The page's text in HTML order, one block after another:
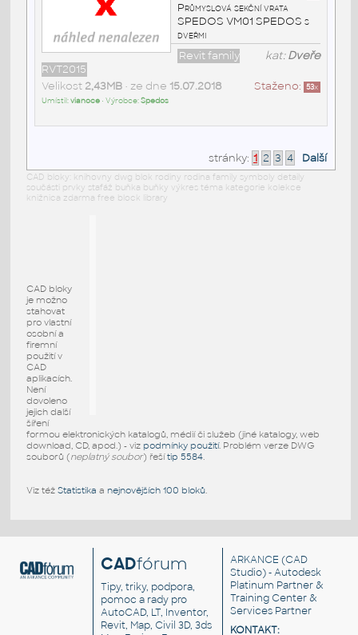
Průmyslová sekční vrata
SPEDOS VM01 SPEDOS s
dveřmi
kat:Dveře
Revit family
RVT2015
Staženo: 53x
Velikost 2,43MB• ze dne 15.07.2018
Umístil:vianoce• Výrobce:Spedos
stránky: 1 2 3 4 Další
CAD bloky: knihovny dwg blok rodiny rodina family symboly detaily
součásti prvky stafáž buňka buňky výkres téma kategorie kolekce
knižnica zdarma free block library
CAD bloky
je možno
stahovat
pro vlastní
osobní a
firemní
použití v
CAD
aplikacích.
Není
dovoleno
jejich další
šíření
formou elektronických katalogů, médií či služeb (jiné katalogy, web
download, CD, apod.) - viz podmínky použití. Problém verze DWG
souborů (neplatný soubor) řešítip 5584.
Viz též Statistika a nejnovějších 100 bloků.
CADfórum
Tipy, triky, podpora,
pomoc a rady pro
AutoCAD, LT, Inventor,
Revit, Map, Civil 3D, 3ds
ARKANCE (CAD
Studio) - Autodesk
Platinum Partner &
Training Center &
Services Partner
KONTAKT: